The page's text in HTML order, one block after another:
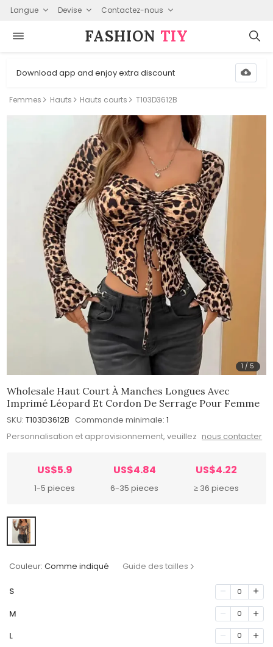
Langue Devise Contactez-nous
FASHION⁠ TIY
Download app and enjoy extra discount
Femmes Hauts Hauts courts T103D3612B
1 / 5
Wholesale Haut Court À Manches Longues Avec
Imprimé Léopard Et Cordon De Serrage Pour Femme
SKU: T103D3612B Commande minimale: 1
Personnalisation et approvisionnement, veuillez nous contacter
US$5.9
1-5 pieces
US$4.84
6-35 pieces
US$4.22
≥ 36 pieces
Couleur: Comme indiqué Guide des tailles
S 0
M 0
L 0